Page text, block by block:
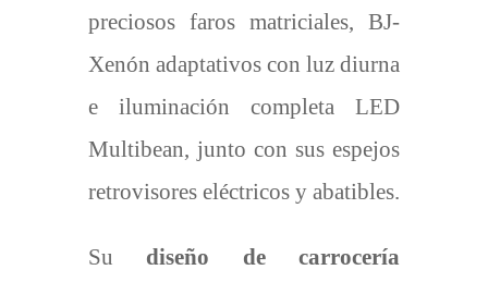
preciosos faros matriciales, BJ-
Xenón adaptativos con luz diurna
e iluminación completa LED
Multibean, junto con sus espejos
retrovisores eléctricos y abatibles.
Su diseño de carrocería